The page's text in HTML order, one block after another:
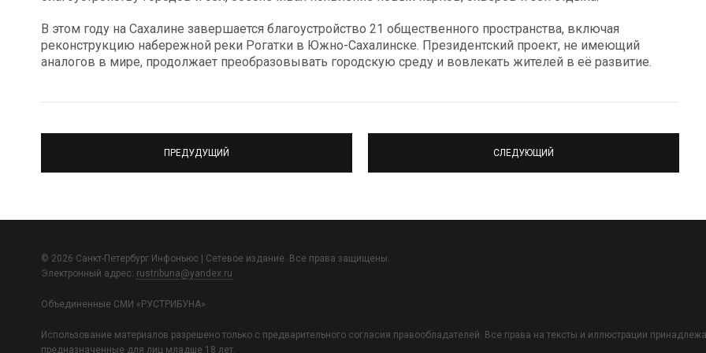
В этом году на Сахалине завершается благоустройство 21 общественного пространства, включая
реконструкцию набережной реки Рогатки в Южно-Сахалинске. Президентский проект, не имеющий
аналогов в мире, продолжает преобразовывать городскую среду и вовлекать жителей в её развитие.
ПРЕДУДУЩИЙ СЛЕДУЮЩИЙ
© 2026 Санкт-Петербург Инфоньюс | Сетевое издание. Все права защищены.
Электронный адрес: rustribuna@yandex.ru
Объединенные СМИ «РУСТРИБУНА»
Использование материалов разрешено только с предварительного согласия правообладателей. Все права на тексты и иллюстрации
предназначенные для лиц младше 18 лет.